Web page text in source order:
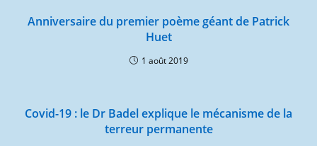
Anniversaire du premier poème géant de Patrick
Huet
1 août 2019
Covid-19 : le Dr Badel explique le mécanisme de la
terreur permanente